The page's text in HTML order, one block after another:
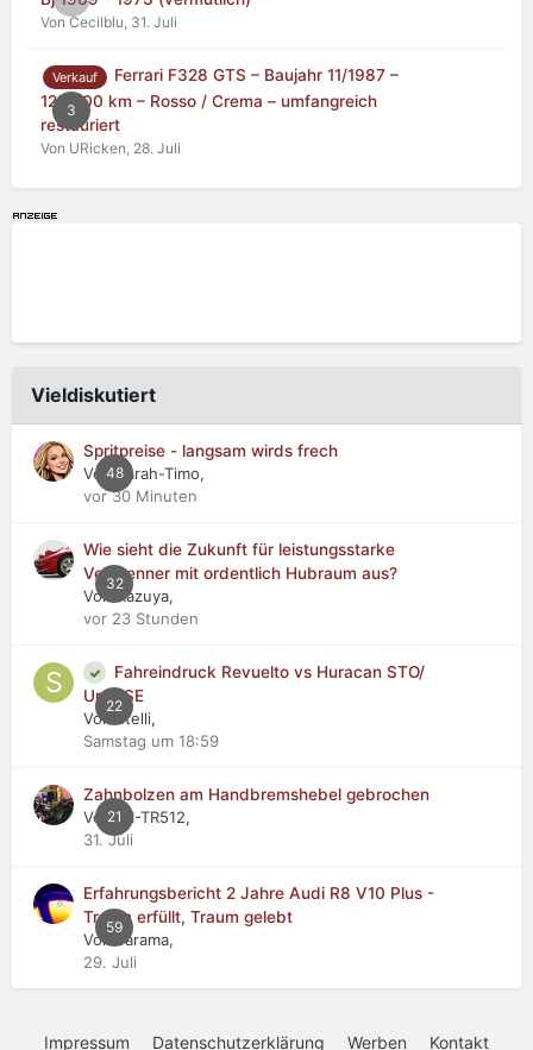
Von Cecilblu, 31. Juli
3
Verkauf
Ferrari F328 GTS – Baujahr 11/1987 –
125.000 km – Rosso / Crema – umfangreich
restauriert
Von URicken, 28. Juli
Vieldiskutiert
48
Spritpreise - langsam wirds frech
Von Sarah-Timo,
vor 30 Minuten
32
Wie sieht die Zukunft für leistungsstarke
Verbrenner mit ordentlich Hubraum aus?
Von Kazuya,
vor 23 Stunden
22
Fahreindruck Revuelto vs Huracan STO/
Urus SE
Von stelli,
Samstag um 18:59
21
Zahnbolzen am Handbremshebel gebrochen
Von WI-TR512,
31. Juli
59
Erfahrungsbericht 2 Jahre Audi R8 V10 Plus -
Traum erfüllt, Traum gelebt
Von Jarama,
29. Juli
Impressum Datenschutzerklärung Werben Kontakt